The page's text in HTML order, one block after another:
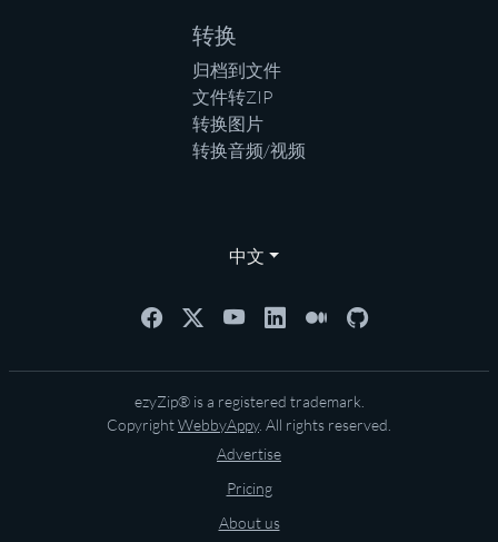
转换
归档到文件
文件转ZIP
转换图片
转换音频/视频
中文
ezyZip® is a registered trademark.
CopyrightWebbyAppy. All rights reserved.
Advertise
Pricing
About us